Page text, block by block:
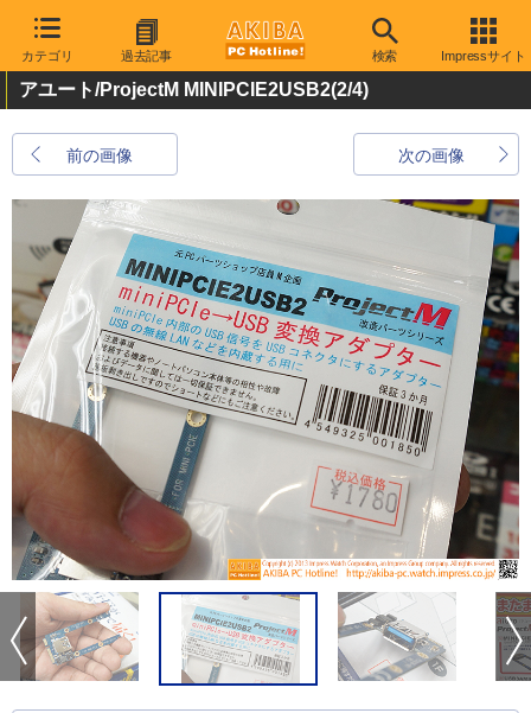
カテゴリ 過去記事 検索 Impressサイト
アユート/ProjectM MINIPCIE2USB2(2/4)
前の画像 次の画像